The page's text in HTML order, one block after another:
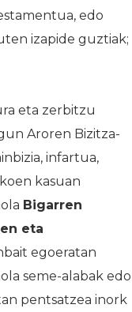
edo
izapide guztiak;
eta zerbitzu
Aroren Bizitza-
infartua,
kasuan
Bigarren
eta
egoeratan
seme-alabak edo
pentsatzea inork